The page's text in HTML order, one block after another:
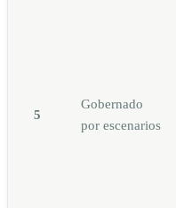
5
Gobernado
por escenarios